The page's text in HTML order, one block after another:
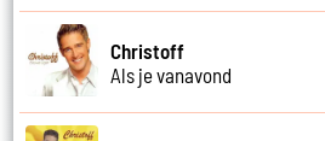
Christoff
Als je vanavond